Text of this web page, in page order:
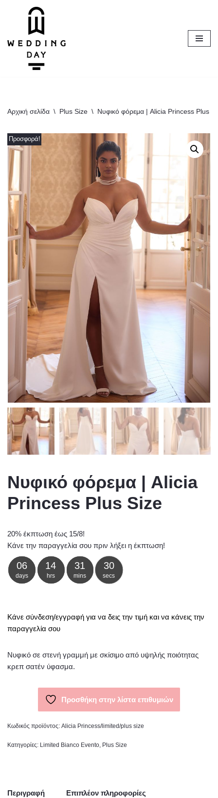
περιεχόμενο
Αρχική σελίδα \ Plus Size \ Νυφικό φόρεμα | Alicia Princess Plus
Προσφορά!
Νυφικό φόρεμα | Alicia
Princess Plus Size
20% έκπτωση έως 15/8!
Κάνε την παραγγελία σου πριν λήξει η έκπτωση!
06
days
14
hrs
31
mins
29
secs
Κάνε σύνδεση/εγγραφή για να δεις την τιμή και να κάνεις την
παραγγελία σου
Νυφικό σε στενή γραμμή με σκίσιμο από υψηλής ποιότητας
κρεπ σατέν ύφασμα.
Προσθήκη στην λίστα επιθυμιών
Κωδικός προϊόντος: Alicia Princess/limited/plus size
Κατηγορίες: Limited Bianco Evento, Plus Size
Περιγραφή Επιπλέον πληροφορίες